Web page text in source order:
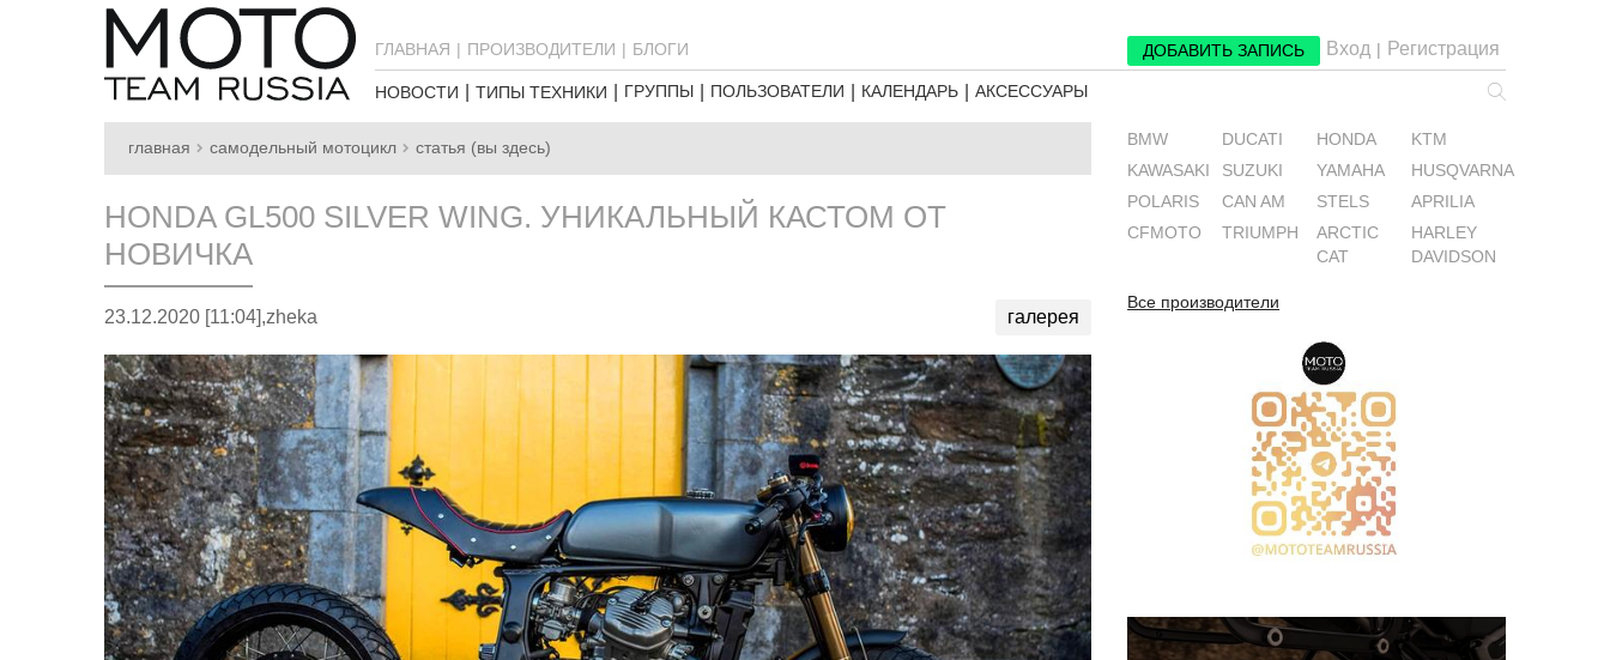
ГЛАВНАЯ ПРОИЗВОДИТЕЛИ БЛОГИ ДОБАВИТЬ ЗАПИСЬ Вход | Регистрация
НОВОСТИ ТИПЫ ТЕХНИКИ ГРУППЫ ПОЛЬЗОВАТЕЛИ КАЛЕНДАРЬ АКСЕССУАРЫ
главная самодельный мотоцикл статья (вы здесь)
HONDA GL500 SILVER WING. УНИКАЛЬНЫЙ КАСТОМ ОТ
НОВИЧКА
23.12.2020 [11:04],zheka галерея
BMW DUCATI HONDA
KTM
KAWASAKI
SUZUKI YAMAHA
HUSQVARNA
POLARIS
CAN AM STELS
APRILIA
CFMOTO
TRIUMPH
ARCTIC
CAT
HARLEY
DAVIDSON
Все производители